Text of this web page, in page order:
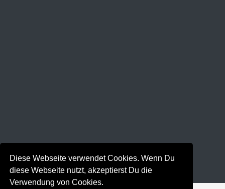
Diese Webseite verwendet Cookies. Wenn Du
diese Webseite nutzt, akzeptierst Du die
Verwendung von Cookies.